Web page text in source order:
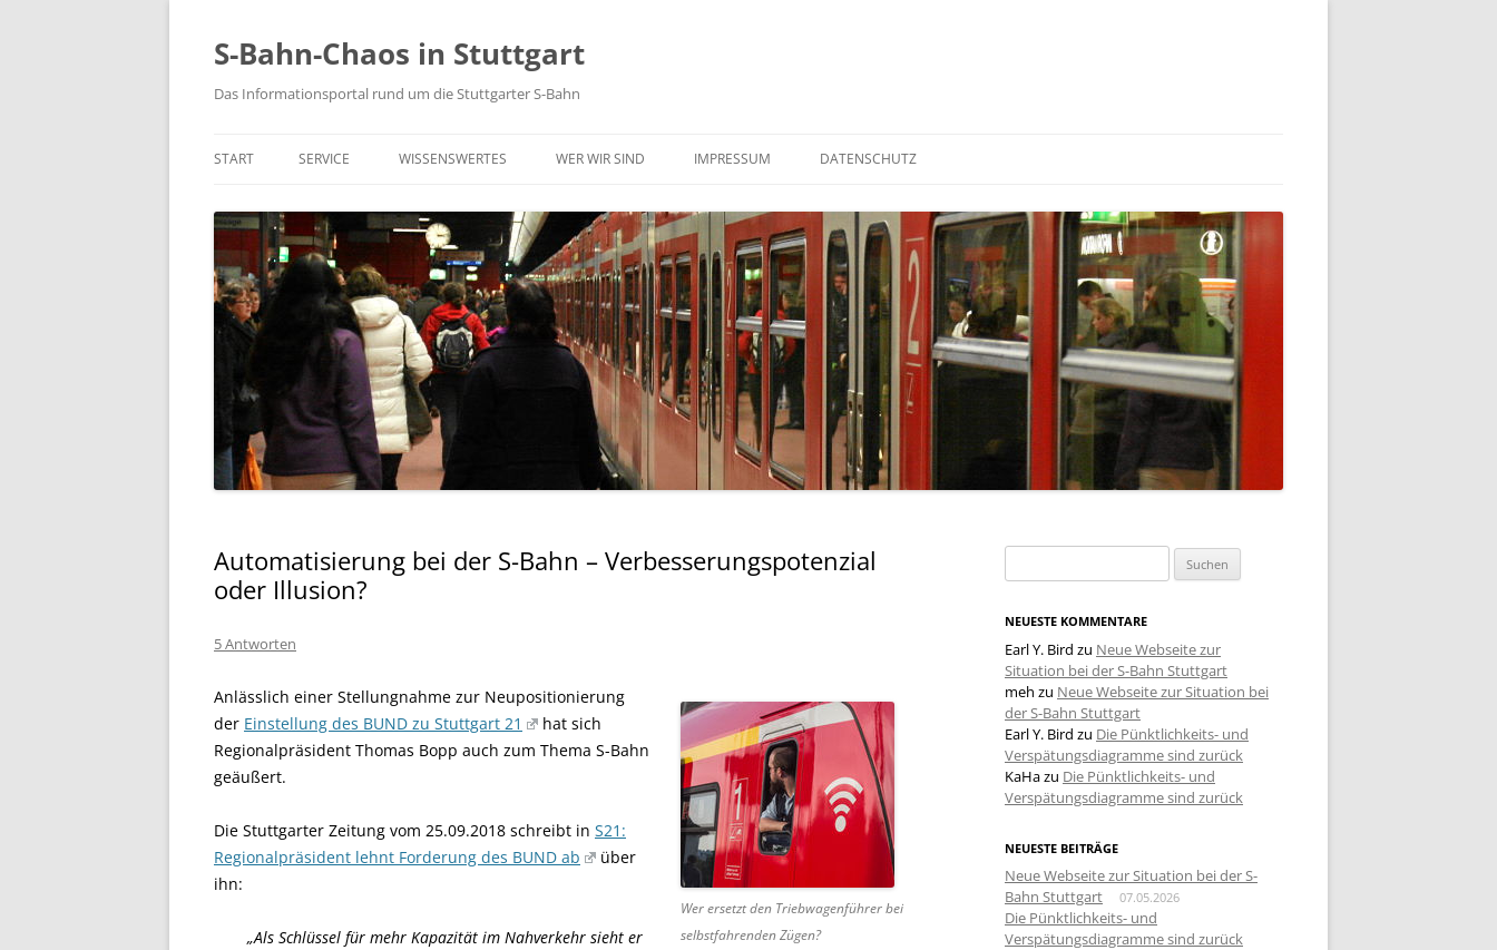
S-Bahn-Chaos in Stuttgart
Das Informationsportal rund um die Stuttgarter S-Bahn
START SERVICE WISSENSWERTES WER WIR SIND IMPRESSUM DATENSCHUTZ
Automatisierung bei der S-Bahn – Verbesserungspotenzial
oder Illusion?
5 Antworten
Wer ersetzt den Triebwagenführer bei
selbstfahrenden Zügen?
Anlässlich einer Stellungnahme zur Neupositionierung
der Einstellung des BUND zu Stuttgart 21
hat sich
Regionalpräsident Thomas Bopp auch zum Thema S-Bahn
geäußert.
Die Stuttgarter Zeitung vom 25.09.2018 schreibt in S21:
Regionalpräsident lehnt Forderung des BUND ab
über
ihn:
„Als Schlüssel für mehr Kapazität im Nahverkehr sieht er
nach:
NEUESTE KOMMENTARE
Earl Y. Bird zu Neue Webseite zur
Situation bei der S-Bahn Stuttgart
meh zu Neue Webseite zur Situation bei
der S-Bahn Stuttgart
Earl Y. Bird zu Die Pünktlichkeits- und
Verspätungsdiagramme sind zurück
KaHazu Die Pünktlichkeits- und
Verspätungsdiagramme sind zurück
NEUESTE BEITRÄGE
Neue Webseite zur Situation bei der S-
Bahn Stuttgart
07.05.2026
Die Pünktlichkeits- und
Verspätungsdiagramme sind zurück